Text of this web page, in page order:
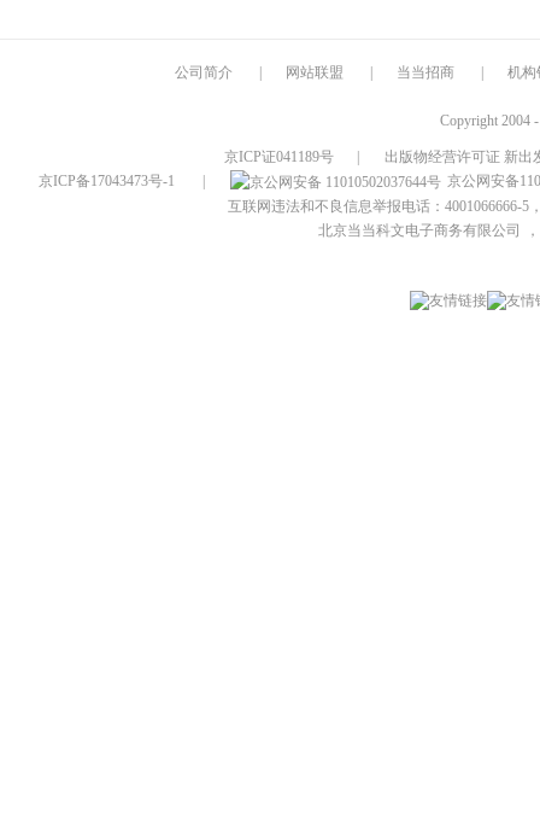
公司简介 网站联盟 当当招商 机构
Copyright 2004
京ICP证041189号
出版物经营许可证 新出
京ICP备17043473号-1
京公网安备
互联网违法和不良信息举报电话：4001066666-5
北京当当科文电子商务有限公司